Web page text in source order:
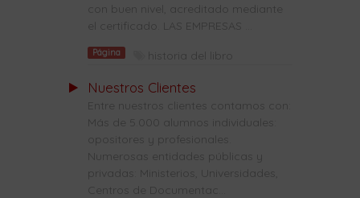
con buen nivel, acreditado mediante
el certificado. LAS EMPRESAS ...
Página historia del libro
Nuestros Clientes
Entre nuestros clientes contamos con:
Más de 5.000 alumnos individuales:
opositores y profesionales.
Numerosas entidades públicas y
privadas: Ministerios, Universidades,
Centros de Documentac...